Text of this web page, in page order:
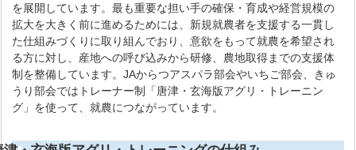
を展開しています。最も重要な担い手の確保・育成や経営規模の
拡大を大きく前に進めるためには、新規就農者を支援する一貫し
た仕組みづくりに取り組んでおり、意欲をもって就農を希望され
る方に対し、産地への呼び込みから研修、農地取得までの支援体
制を整備しています。JAからつアスパラ部会やいちご部会、きゅ
うり部会ではトレーナー制「唐津・玄海版アグリ・トレーニン
グ」を使って、就農につながっています。